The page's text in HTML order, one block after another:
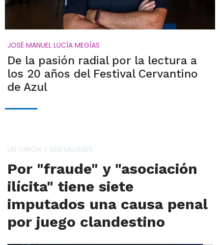
JOSÉ MANUEL LUCÍA MEGÍAS
De la pasión radial por la lectura a
los 20 años del Festival Cervantino
de Azul
UN VARÓN Y SEIS MUJERES
Por "fraude" y "asociación
ilícita" tiene siete
imputados una causa penal
por juego clandestino